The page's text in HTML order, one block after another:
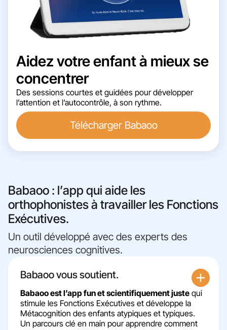
Aidez votre enfant à mieux se
concentrer
Des sessions courtes et guidées pour développer
l’attention et l’autocontrôle, à son rythme.
Télécharger Babaoo
Babaoo : l’app qui aide les
orthophonistes à travailler les Fonctions
Exécutives.
Un outil développé avec des experts des
neurosciences cognitives​.
Babaoo vous soutient.
Babaoo est l’app fun et scientifiquement juste qui
stimule les Fonctions Exécutives et développe la
Métacognition des enfants atypiques et typiques.
Un parcours clé en main pour apprendre comment